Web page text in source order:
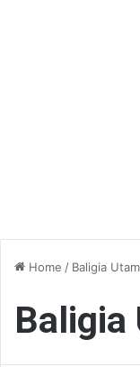
Home / Baligia
Baligia